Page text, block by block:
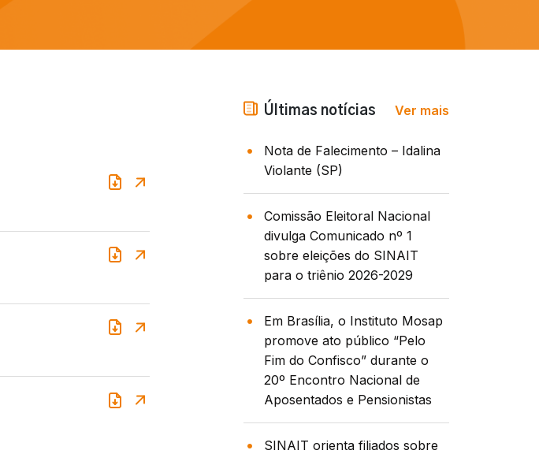
Últimas notícias Ver mais
Nota de Falecimento – Idalina
Violante (SP)
Comissão Eleitoral Nacional
divulga Comunicado nº 1
sobre eleições do SINAIT
para o triênio 2026-2029
Em Brasília, o Instituto Mosap
promove ato público “Pelo
Fim do Confisco” durante o
20º Encontro Nacional de
Aposentados e Pensionistas
SINAIT orienta filiados sobre